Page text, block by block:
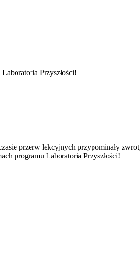
Przyszłości!
przerw lekcyjnych przypominały
programu Laboratoria Przyszłości!